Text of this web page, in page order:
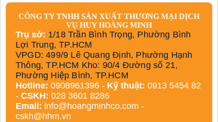
CÔNG TY TNHH SẢN XUẤT THƯƠNG MẠI DỊCH
VỤ HUY HOÀNG MINH
Trụ sở: 1/18 Trần Bình Trọng, Phường Bình
Lợi Trung, TP.HCM
VPGD: 499/9 Lê Quang Định, Phường Hạnh
Thông, TP.HCM Kho: 90/4 Đường số 21,
Phường Hiệp Bình, TP.HCM
Hotline: 0908961396 - Kỹ thuật: 0913 5454 82
- CSKH: 028 3601 8286
Email: info@hoangminhco.com -
cskh@hhm.vn